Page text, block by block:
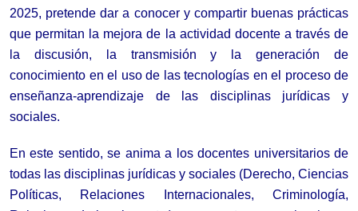
2025, pretende dar a conocer y compartir buenas prácticas
que permitan la mejora de la actividad docente a través de
la discusión, la transmisión y la generación de
conocimiento en el uso de las tecnologías en el proceso de
enseñanza-aprendizaje de las disciplinas jurídicas y
sociales.
En este sentido, se anima a los docentes universitarios de
todas las disciplinas jurídicas y sociales (Derecho, Ciencias
Políticas, Relaciones Internacionales, Criminología,